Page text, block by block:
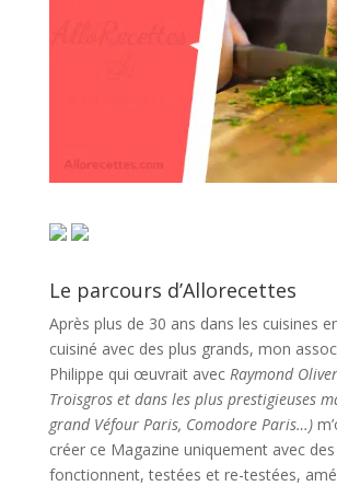
Le parcours d’Allorecettes
Après plus de 30 ans dans les cuisines
cuisiné avec des plus grands, mon
Philippe qui œuvrait avec Raymond
Troisgros et dans les plus prestigieuses
grand Véfour Paris, Comodore Paris…)
créer ce Magazine uniquement avec
fonctionnent, testées et re-testées,